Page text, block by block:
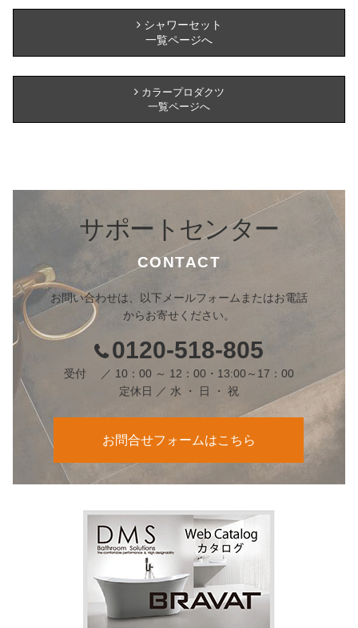
シャワーセット
一覧ページへ
カラープロダクツ
一覧ページへ
サポートセンター
CONTACT
お問い合わせは、以下メールフォームまたはお電話
からお寄せください。
0120-518-805
受付 ／ 10：00 ～ 12：00・13:00～17：00
定休日 ／ 水 ・ 日 ・ 祝
お問合せフォームはこちら